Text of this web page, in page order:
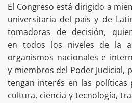
El Congreso está dirigido a
universitaria del país y de
tomadoras de decisión,
en todos los niveles de la
organismos nacionales e
y miembros del Poder Judicial,
tengan interés en las políticas
cultura, ciencia y tecnología,